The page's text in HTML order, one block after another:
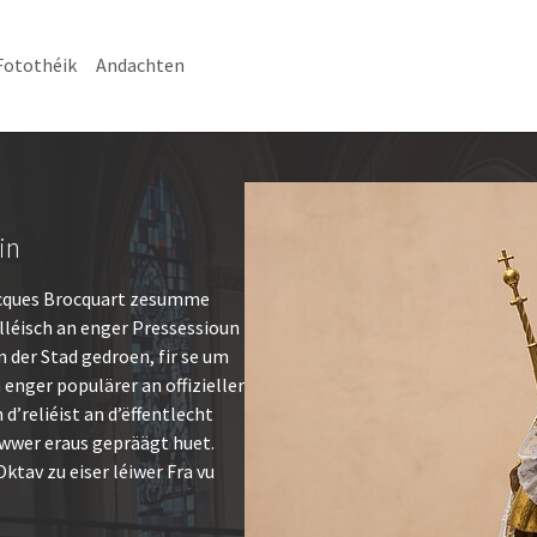
Andachten
Brocquart zesumme
an enger Pressessioun
Stad gedroen, fir se um
enger populärer an offizieller
an d’ëffentlecht
eraus gepräägt huet.
zu eiser léiwer Fra vu